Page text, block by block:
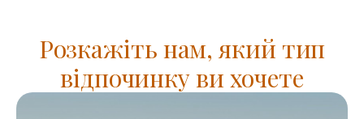
Розкажіть нам, який тип
відпочинку ви хочете